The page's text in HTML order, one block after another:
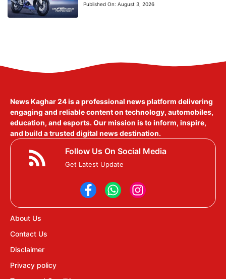
Published On: August 3, 2026
News Kaghar 24is a professional news platform delivering
engaging and reliable content on technology, automobiles,
education, and esports. Our mission is to inform, inspire,
and build a trusted digital news destination.
Follow Us On Social Media
Get Latest Update
About Us
Contact Us
Disclaimer
Privacy policy